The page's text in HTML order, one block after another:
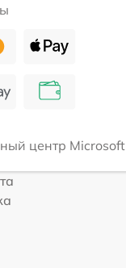
центр Microsoft